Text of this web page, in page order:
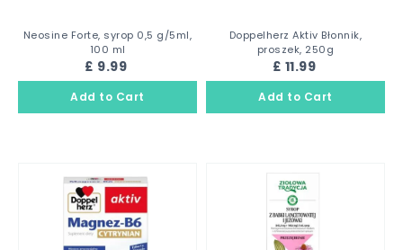
Neosine Forte, syrop 0,5 g/5ml,
100 ml
£ 9.99
Doppelherz Aktiv Błonnik,
proszek, 250g
£ 11.99